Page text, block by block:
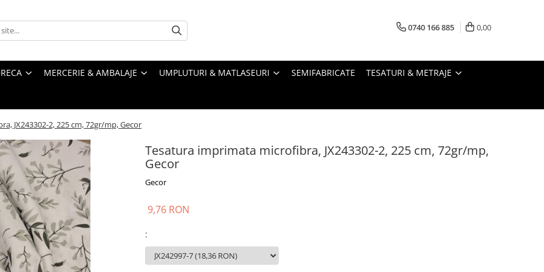
0740 166 885 0,00
MERCERIE & AMBALAJE UMPLUTURI & MATLASEURI SEMIFABRICATE TESATURI & METRAJE
JX243302-2, 225 cm, 72gr/mp, Gecor
Tesatura imprimata microfibra, JX243302-2, 225 cm, 72gr/mp,
Gecor
Gecor
9,76 RON
: